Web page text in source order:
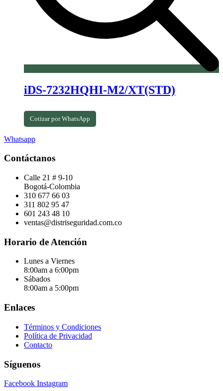
iDS-7232HQHI-M2/XT(STD)
Cotizar por WhatsApp
Whatsapp
Contáctanos
Calle 21 # 9-10
Bogotá-Colombia
310 677 66 03
311 802 95 47
601 243 48 10
ventas@distriseguridad.com.co
Horario de Atención
Lunes a Viernes
8:00am a 6:00pm
Sábados
8:00am a 5:00pm
Enlaces
Términos y Condiciones
Política de Privacidad
Contacto
Síguenos
Facebook Instagram